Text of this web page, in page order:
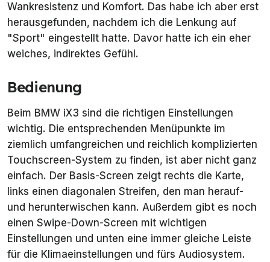
Wankresistenz und Komfort. Das habe ich aber erst
herausgefunden, nachdem ich die Lenkung auf
"Sport" eingestellt hatte. Davor hatte ich ein eher
weiches, indirektes Gefühl.
Bedienung
Beim BMW iX3 sind die richtigen Einstellungen
wichtig. Die entsprechenden Menüpunkte im
ziemlich umfangreichen und reichlich komplizierten
Touchscreen-System zu finden, ist aber nicht ganz
einfach. Der Basis-Screen zeigt rechts die Karte,
links einen diagonalen Streifen, den man herauf-
und herunterwischen kann. Außerdem gibt es noch
einen Swipe-Down-Screen mit wichtigen
Einstellungen und unten eine immer gleiche Leiste
für die Klimaeinstellungen und fürs Audiosystem.